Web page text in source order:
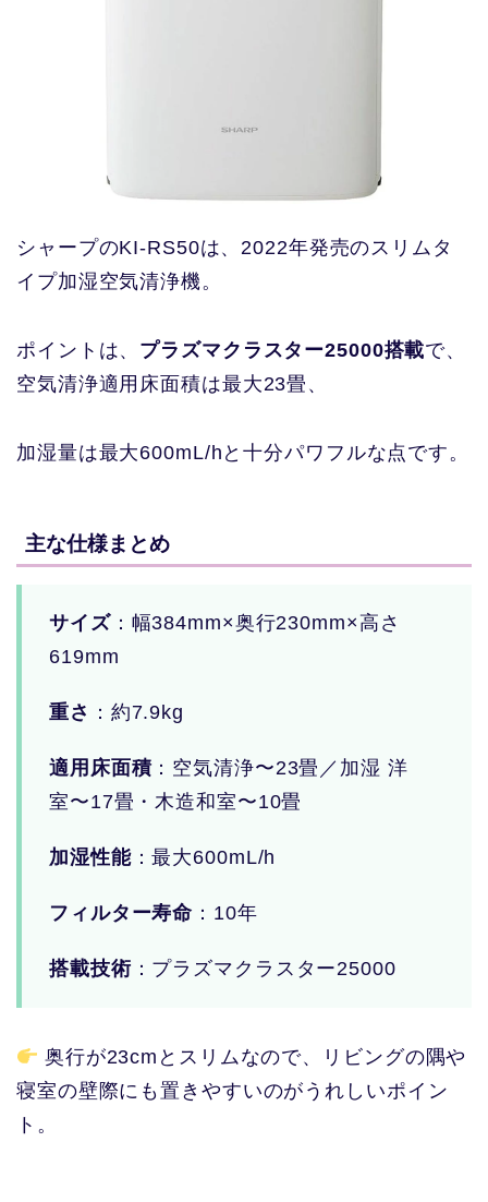
シャープのKI-RS50は、2022年発売のスリムタ
イプ加湿空気清浄機。
ポイントは、 プラズマクラスター25000搭載で、
空気清浄適用床面積は最大23畳、
加湿量は最大600mL/hと十分パワフルな点です。
主な仕様まとめ
サイズ：幅384mm×奥行230mm×高さ
619mm
重さ ：約7.9kg
適用床面積：空気清浄〜23畳／加湿 洋
室〜17畳・木造和室〜10畳
加湿性能：最大600mL/h
フィルター寿命 ：10年
搭載技術 ：プラズマクラスター25000
奥行が23cmとスリムなので、リビングの隅や
寝室の壁際にも置きやすいのがうれしいポイン
ト。